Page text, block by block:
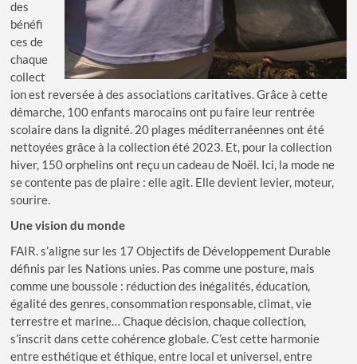
des
bénéfi
ces de
chaque
collect
ion est reversée à des associations caritatives. Grâce à cette
démarche, 100 enfants marocains ont pu faire leur rentrée
scolaire dans la dignité. 20 plages méditerranéennes ont été
nettoyées grâce à la collection été 2023. Et, pour la collection
hiver, 150 orphelins ont reçu un cadeau de Noël. Ici, la mode ne
se contente pas de plaire : elle agit. Elle devient levier, moteur,
sourire.
Une vision du monde
FAIR. s’aligne sur les 17 Objectifs de Développement Durable
définis par les Nations unies. Pas comme une posture, mais
comme une boussole : réduction des inégalités, éducation,
égalité des genres, consommation responsable, climat, vie
terrestre et marine… Chaque décision, chaque collection,
s’inscrit dans cette cohérence globale. C’est cette harmonie
entre esthétique et éthique, entre local et universel, entre